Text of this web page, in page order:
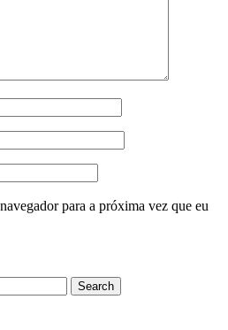
para a próxima vez que eu
Search